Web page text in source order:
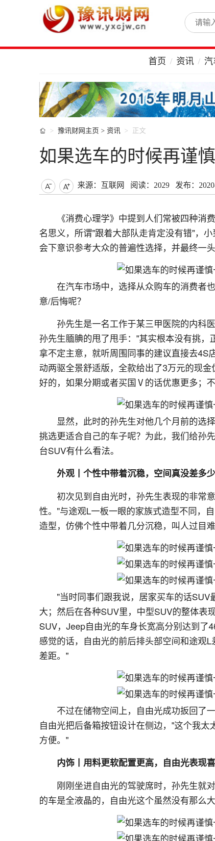
首页 资讯 汽
 豫讯财网主页 > 资讯 正文
如果选车的时候再谨
  来源：互联网 阅读：2029 发布：
《消费心理学》中提到人们常被四种
名思义，所谓"跟着大部队走肯定没有错"，
会下意识参考大众的普遍性选择，并最终一
在汽车市场中，选择从众购车的消费者
意/后悔呢？
孙先生是一名工作于某三甲医院的内科
孙先生腼腆的甩了甩手："其实根本没有挑
拿不定主意，就听周围同事的建议直接去4S
动两驱全景舒适版，全款给出了3万元的现
好的，如果分期或者买国Ⅴ的话优惠更多；
显然，此时的孙先生对他几个月前的选
挑选更适合自己的车子呢？为此，我们给孙
台SUV有什么看法。
外观丨个性中带着沉稳，空间真没差多少
初次见到自由光时，孙先生表现的非常
性。"与途观L一板一眼的家族式造型不同，
造型，仿佛个性中带着几分沉稳，叫人过目难
"当时同事们跟我说，居家买车的话
大；然后在各种SUV里，中型SUV的整体表
SUV，Jeep自由光的车身长宽高分别达到了
感觉的话，自由光的前后排头部空间和途观
差距。"
不过在储物空间上，自由光成功扳回了
自由光把后备箱按钮设计在侧边，"这个我
方便。"
内饰丨用料更软配置更高，自由光表现
刚刚坐进自由光的驾驶席时，孙先生就
的车是全液晶的，自由光这个虽然没有那么